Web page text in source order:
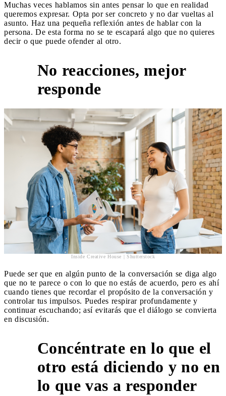
Muchas veces hablamos sin antes pensar lo que en realidad
queremos expresar. Opta por ser concreto y no dar vueltas al
asunto. Haz una pequeña reflexión antes de hablar con la
persona. De esta forma no se te escapará algo que no quieres
decir o que puede ofender al otro.
No reacciones, mejor
responde
Inside Creative House | Shutterstock
Puede ser que en algún punto de la conversación se diga algo
que no te parece o con lo que no estás de acuerdo, pero es ahí
cuando tienes que recordar el propósito de la conversación y
controlar tus impulsos. Puedes respirar profundamente y
continuar escuchando; así evitarás que el diálogo se convierta
en discusión.
Concéntrate en lo que el
otro está diciendo y no en
lo que vas a responder